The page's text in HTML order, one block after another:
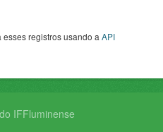
esses registros usando aAPI
IFFluminense